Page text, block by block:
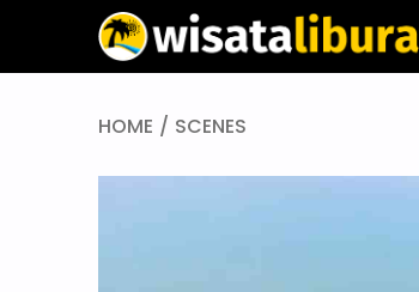
HOME SCENES